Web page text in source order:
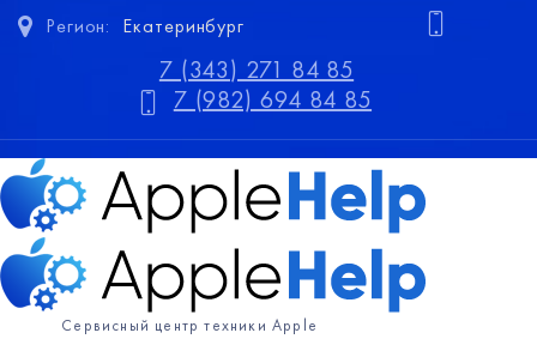
Регион: Екатеринбург
7 (343) 271 84 85
7 (982) 694 84 85
Сервисный центр техники Apple